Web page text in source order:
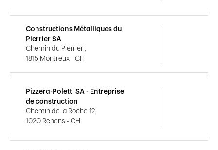
Constructions Métalliques du
Pierrier SA
Chemin du Pierrier ,
1815 Montreux - CH
Pizzera-Poletti SA - Entreprise
de construction
Chemin de la Roche 12,
1020 Renens - CH